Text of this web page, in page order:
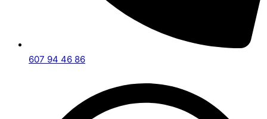
607 94 46 86